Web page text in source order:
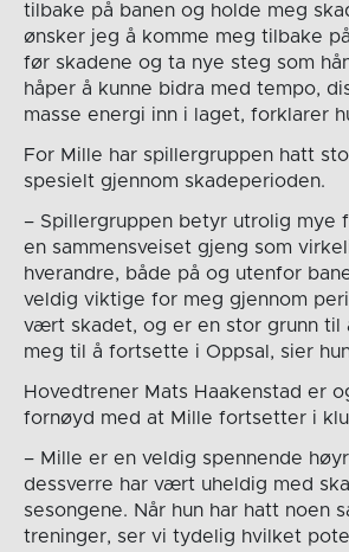
tilbake på banen og holde meg
ønsker jeg å komme meg tilbake
før skadene og ta nye steg som
håper å kunne bidra med tempo,
masse energi inn i laget, forklarer
For Mille har spillergruppen hatt
spesielt gjennom skadeperioden.
– Spillergruppen betyr utrolig mye
en sammensveiset gjeng som
hverandre, både på og utenfor
veldig viktige for meg gjennom
vært skadet, og er en stor grunn til
meg til å fortsette i Oppsal, sier
Hovedtrener Mats Haakenstad er
fornøyd med at Mille fortsetter i
– Mille er en veldig spennende
dessverre har vært uheldig med
sesongene. Når hun har hatt noen
treninger, ser vi tydelig hvilket